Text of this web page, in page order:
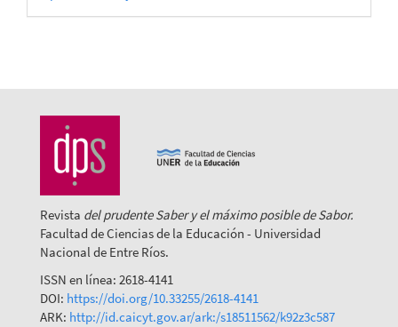
por
Revista del prudente Saber y el máximo posible de Sabor.
Facultad de Ciencias de la Educación - Universidad
Nacional de Entre Ríos.
ISSN en línea: 2618-4141
DOI: https://doi.org/10.33255/2618-4141
ARK: http://id.caicyt.gov.ar/ark:/s18511562/k92z3c587